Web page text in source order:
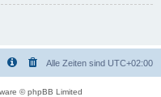
Alle Zeiten sind UTC+02:00
© phpBB Limited